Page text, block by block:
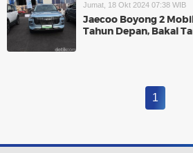
Jumat, 18 Okt 2024 07:38 WIB
Jaecoo Boyong 2
Tahun Depan, Bakal
1